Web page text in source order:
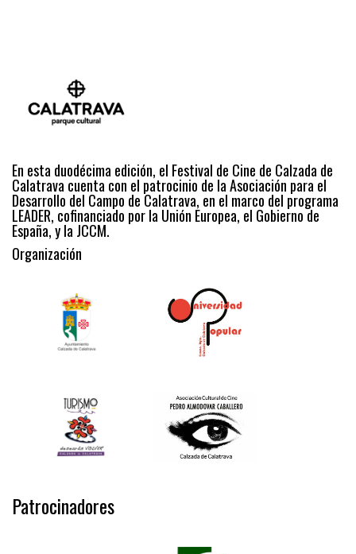
En esta duodécima edición, el Festival de Cine de Calzada de
Calatrava cuenta con el patrocinio de la Asociación para el
Desarrollo del Campo de Calatrava, en el marco del programa
LEADER, cofinanciado por la Unión Europea, el Gobierno de
España, y la JCCM.
Organización
Patrocinadores